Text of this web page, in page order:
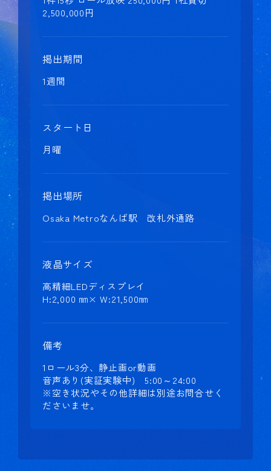
2,500,000円
掲出期間
1週間
スタート日
月曜
掲出場所
Osaka Metroなんば駅 改札外通路
液晶サイズ
高精細LEDディスプレイ
H:2,000 ㎜× W:21,500㎜
備考
1ロール3分、静止画or動画
音声あり(実証実験中) 5:00～24:00
※空き状況やその他詳細は別途お問合せく
ださいませ。